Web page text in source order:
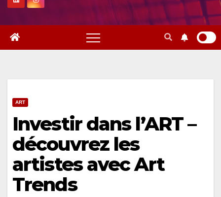
ART
Investir dans l’ART –
découvrez les
artistes avec Art
Trends